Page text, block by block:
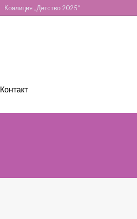
Коалиция „Детство 2025“
Контакт